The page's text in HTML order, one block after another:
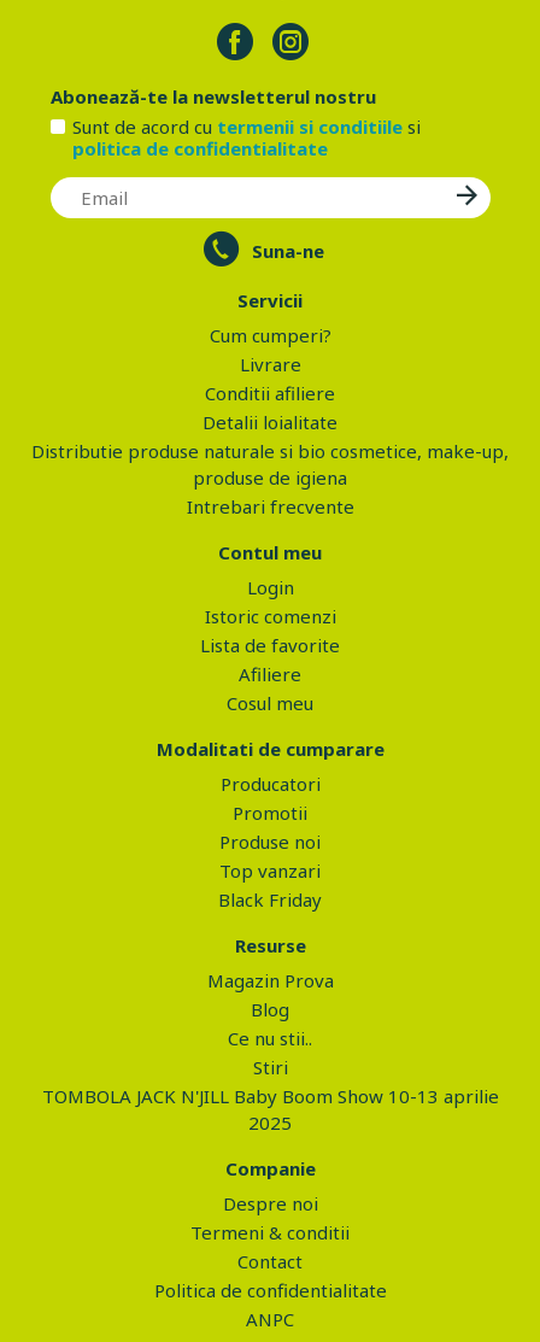
Abonează-te la newsletterul nostru
Sunt de acord cu termenii si conditiilesi
politica de confidentialitate
Suna-ne
Servicii
Cum cumperi?
Livrare
Conditii afiliere
Detalii loialitate
Distributie produse naturale si bio cosmetice, make-up,
produse de igiena
Intrebari frecvente
Contul meu
Login
Istoric comenzi
Lista de favorite
Afiliere
Cosul meu
Modalitati de cumparare
Producatori
Promotii
Produse noi
Top vanzari
Black Friday
Resurse
Magazin Prova
Blog
Ce nu stii..
Stiri
TOMBOLA JACK N'JILL Baby Boom Show 10-13 aprilie
2025
Companie
Despre noi
Termeni & conditii
Contact
Politica de confidentialitate
ANPC